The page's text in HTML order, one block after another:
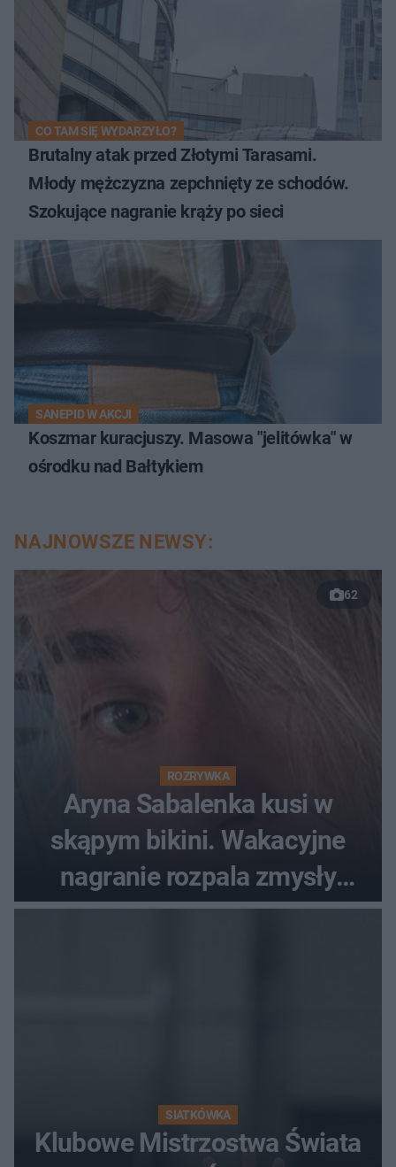
CO TAM SIĘ WYDARZYŁO?
Brutalny atak przed Złotymi Tarasami.
Młody mężczyzna zepchnięty ze schodów.
Szokujące nagranie krąży po sieci
SANEPID W AKCJI
Koszmar kuracjuszy. Masowa "jelitówka" w
ośrodku nad Bałtykiem
NAJNOWSZE NEWSY:
62
ROZRYWKA
Aryna Sabalenka kusi w
skąpym bikini. Wakacyjne
nagranie rozpala zmysły
fanów
SIATKÓWKA
Klubowe Mistrzostwa Świata